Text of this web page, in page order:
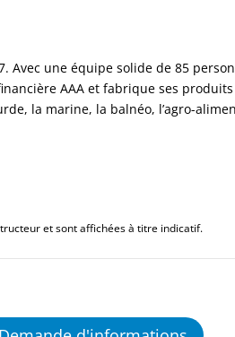
Avec une équipe solide de 85
AAA et fabrique ses
la marine, la balnéo, l’agro-
et sont affichées à titre indicatif.